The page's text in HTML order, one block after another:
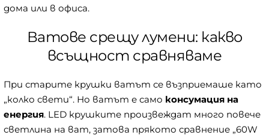
дома или в офиса.
Ватове срещу лумени: какво
всъщност сравняваме
При старите крушки ватът се възприемаше като
„колко свети“. Но ватът е само консумация на
енергия. LED крушките произвеждат много повече
светлина на ват, затова прякото сравнение „60W